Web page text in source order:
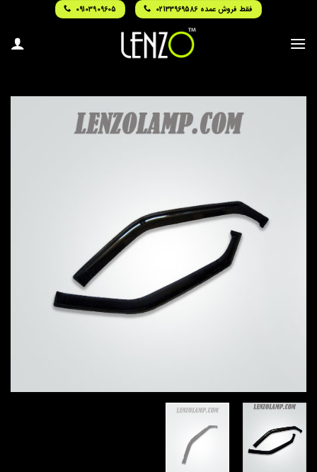
content
فقط فروش عمده 02133969586 09103909605